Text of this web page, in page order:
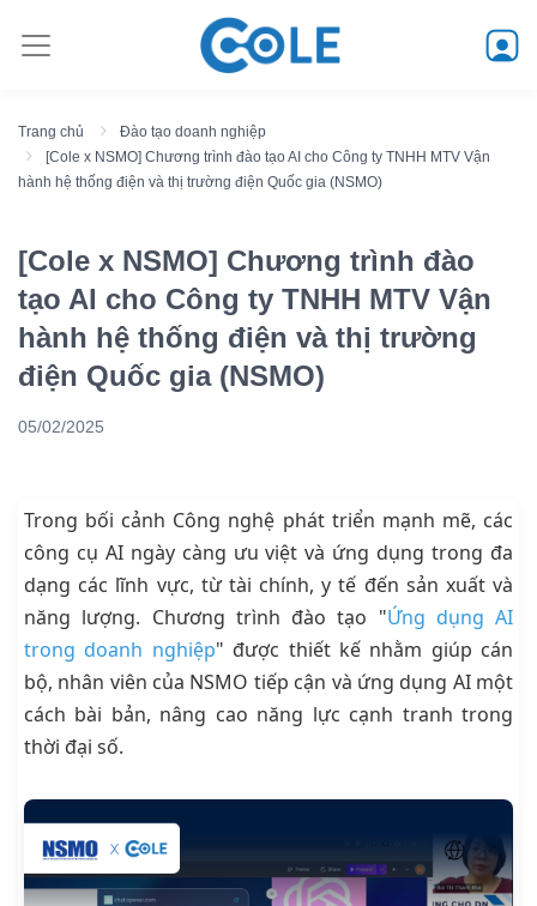
Trang chủ
Đào tạo doanh nghiệp
[Cole x NSMO] Chương trình đào tạo AI cho Công ty TNHH MTV Vận
hành hệ thống điện và thị trường điện Quốc gia (NSMO)
[Cole x NSMO] Chương trình đào
tạo AI cho Công ty TNHH MTV Vận
hành hệ thống điện và thị trường
điện Quốc gia (NSMO)
05/02/2025
Trong bối cảnh Công nghệ phát triển mạnh mẽ, các
công cụ AI ngày càng ưu việt và ứng dụng trong đa
dạng các lĩnh vực, từ tài chính, y tế đến sản xuất và
năng lượng. Chương trình đào tạo "Ứng dụng AI
trong doanh nghiệp" được thiết kế nhằm giúp cán
bộ, nhân viên của NSMO tiếp cận và ứng dụng AI một
cách bài bản, nâng cao năng lực cạnh tranh trong
thời đại số.